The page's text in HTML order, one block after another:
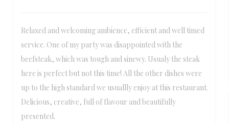
Relaxed and welcoming ambience, efficient and well timed
service. One of my party was disappointed with the
beefsteak, which was tough and sinewy. Usualy the steak
here is perfect but not this time! All the other dishes were
up to the high standard we usuallly enjoy at this restaurant.
Delicious, creative, full of flavour and beautifully
presented.